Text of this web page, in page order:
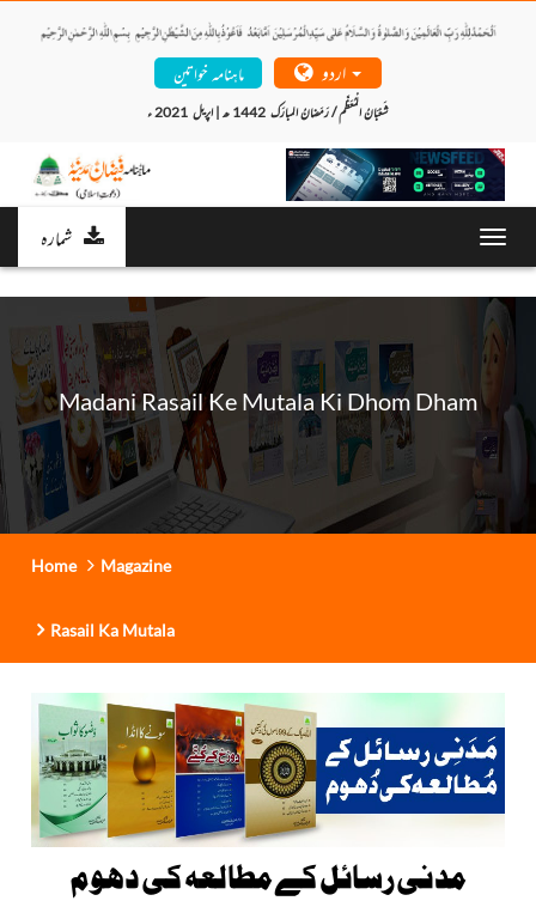
ماہنامہ خواتین
شَعْبَانُ الْمُعَظَّم / رَمَضانُ المبارَک  1442 ھ | اپریل  2021 ء
شمارہ
Madani Rasail Ke Mutala Ki Dhom Dham
Home Magazine
Rasail Ka Mutala
مدنی رسائل کے مطالعہ کی دھوم